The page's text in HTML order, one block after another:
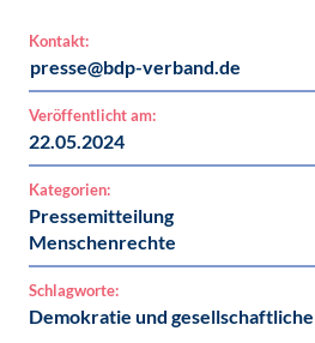
Kontakt:
presse@bdp-verband.de
Veröffentlicht am:
22.05.2024
Kategorien:
Pressemitteilung
Menschenrechte
Schlagworte:
Demokratie und